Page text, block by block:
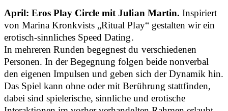
April: Eros Play Circle mit Julian Martin. Inspiriert
von Marina Kronkvists „Ritual Play“ gestalten wir ein
erotisch-sinnliches Speed Dating.
In mehreren Runden begegnest du verschiedenen
Personen. In der Begegnung folgen beide nonverbal
den eigenen Impulsen und geben sich der Dynamik hin.
Das Spiel kann ohne oder mit Berührung stattfinden,
dabei sind spielerische, sinnliche und erotische